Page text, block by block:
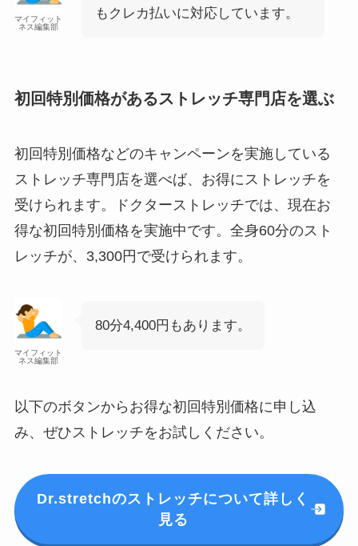
マイフィット
ネス編集部
もクレカ払いに対応しています。
初回特別価格があるストレッチ専門店を選ぶ
初回特別価格などのキャンペーンを実施している
ストレッチ専門店を選べば、お得にストレッチを
受けられます。ドクターストレッチでは、現在お
得な初回特別価格を実施中です。全身60分のスト
レッチが、3,300円で受けられます。
マイフィット
ネス編集部
80分4,400円もあります。
以下のボタンからお得な初回特別価格に申し込
み、ぜひストレッチをお試しください。
Dr.stretchのストレッチについて詳しく
見る